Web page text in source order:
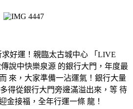
好運！親臨太古城中心 「LIVE
說中快樂泉源 的銀行大門，年度最
來，大家準備一沾運氣！銀行大量
得從銀行大門旁邊滿溢出來，等 待
金接福，全年行運一條 龍！